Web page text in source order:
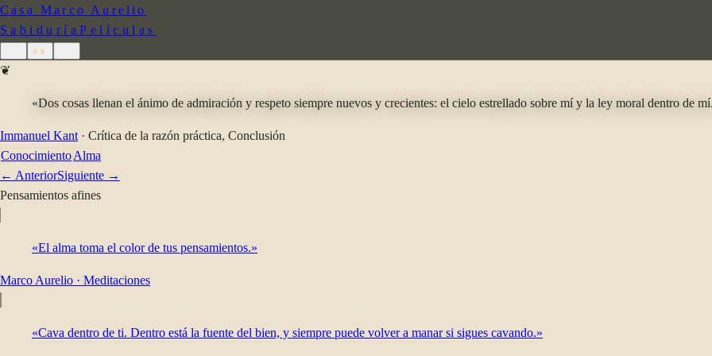
Casa Marco Aurelio
SabiduríaPelículas
es
❦
«Dos cosas llenan el ánimo de admiración y respeto siempre nuevos y crecientes: el cielo estrellado sobre mí y la ley moral dentro de
Immanuel Kant · Crítica de la razón práctica, Conclusión
ConocimientoAlma
← AnteriorSiguiente →
Pensamientos afines
«El alma toma el color de tus pensamientos.»
Marco Aurelio · Meditaciones
«Cava dentro de ti. Dentro está la fuente del bien, y siempre puede volver a manar si sigues cavando.»